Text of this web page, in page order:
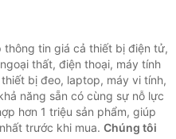
thông tin giá cả thiết bị điện tử,
thất, điện thoại, máy tính
bị đeo, laptop, máy vi tính,
năng sẵn có cùng sự nỗ lực
hơn 1 triệu sản phẩm, giúp
trước khi mua. Chúng tôi